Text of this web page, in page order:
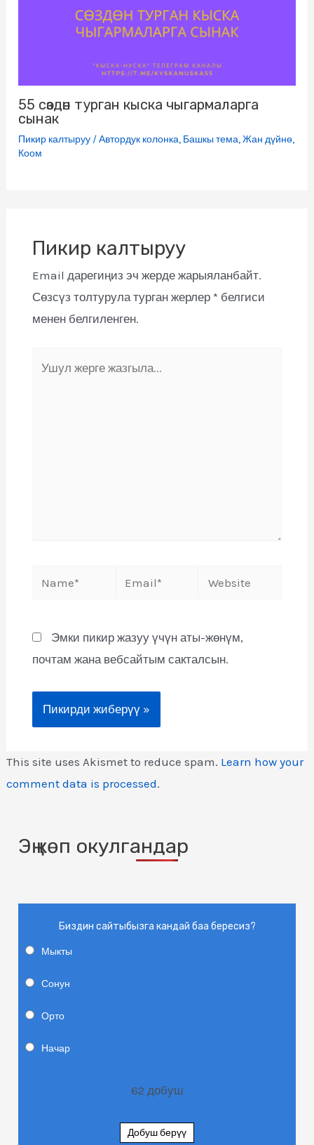
55 сөздөн турган кыска чыгармаларга
сынак
Пикир калтыруу /Автордук колонка, Башкы тема,Жан дүйнө,
Коом
Пикир калтыруу
Email дарегиңиз эч жерде жарыяланбайт.
Сөзсүз толтурула турган жерлер * белгиси
менен белгиленген.
Эмки пикир жазуу үчүн аты-жөнүм,
почтам жана вебсайтым сакталсын.
This site uses Akismet to reduce spam. Learn how your
comment data is processed.
Эң көп окулгандар
Биздин сайтыбызга кандай баа бересиз?
Мыкты
Сонун
Орто
Начар
62 добуш
Добуш берүү